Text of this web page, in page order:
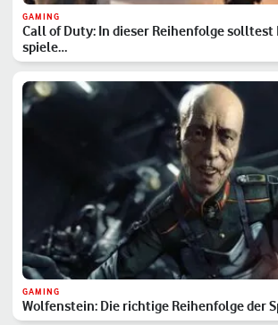
GAMING
Call of Duty: In dieser Reihenfolge solltest
spiele…
GAMING
Wolfenstein: Die richtige Reihenfolge der